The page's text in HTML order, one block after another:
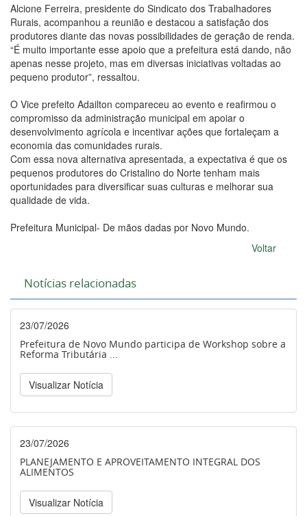
Alcione Ferreira, presidente do Sindicato dos Trabalhadores
Rurais, acompanhou a reunião e destacou a satisfação dos
produtores diante das novas possibilidades de geração de renda.
“É muito importante esse apoio que a prefeitura está dando, não
apenas nesse projeto, mas em diversas iniciativas voltadas ao
pequeno produtor”, ressaltou.
O Vice prefeito Adailton compareceu ao evento e reafirmou o
compromisso da administração municipal em apoiar o
desenvolvimento agrícola e incentivar ações que fortaleçam a
economia das comunidades rurais.
Com essa nova alternativa apresentada, a expectativa é que os
pequenos produtores do Cristalino do Norte tenham mais
oportunidades para diversificar suas culturas e melhorar sua
qualidade de vida.
Prefeitura Municipal- De mãos dadas por Novo Mundo.
Voltar
Notícias relacionadas
23/07/2026
Prefeitura de Novo Mundo participa de Workshop sobre a
Reforma Tributária ...
Visualizar Notícia
23/07/2026
PLANEJAMENTO E APROVEITAMENTO INTEGRAL DOS
ALIMENTOS
Visualizar Notícia